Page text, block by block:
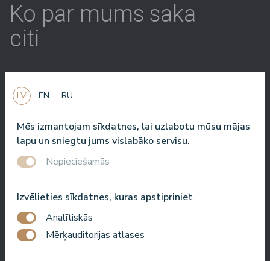
Ko par mums saka
citi
Baltic Beach Hotel & SPA jums, draugi, piedāvās īstu Dolce
Vita. Saule, jūra, garšīgs ēdiens un draudzīgi cilvēki. Man ļoti
šova filmēšana vai vienkārši atpūta, es vienmēr jūtos šeit laipni
gaidīts.
LV EN RU
Mēs izmantojam sīkdatnes, lai uzlabotu mūsu mājas
lapu un sniegtu jums vislabāko servisu.
Nepieciešamās
Izvēlieties sīkdatnes, kuras apstipriniet
Analītiskās
Mērķauditorijas atlases